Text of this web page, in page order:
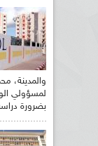
والمدينة،
لمسؤولي
بضرورة